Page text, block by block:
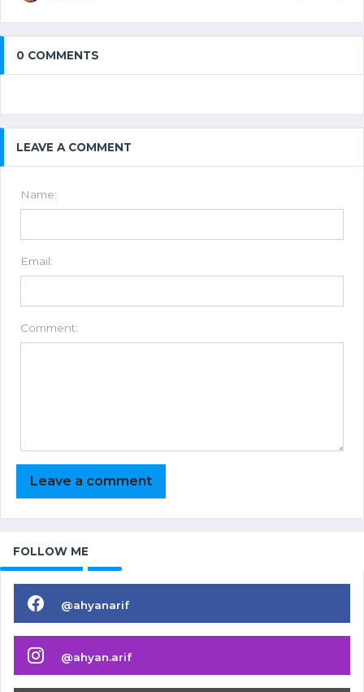
0 COMMENTS
LEAVE A COMMENT
Name:
Email:
Comment:
FOLLOW ME
@ahyanarif
@ahyan.arif